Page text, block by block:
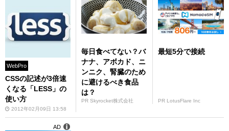
WebPro
CSSの記述が3倍速
くなる「LESS」の
使い方
2012年02月09日 13:58
毎日食べてない？バ
ナナ、アボカド、ニ
ンニク、腎臓のため
に避けるべき食品
は？
PR Skyrocket株式会社
最短5分で接続
PR LotusFlare Inc
AD